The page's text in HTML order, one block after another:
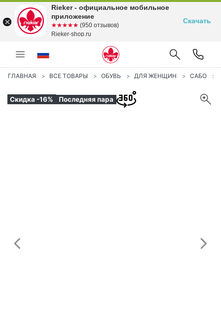
ГЛАВНАЯ ВСЕ ТОВАРЫ ОБУВЬ ДЛЯ ЖЕНЩИН САБО
Скидка -16% Последняя пара
Предыдущий
Rieker - официальное мобильное
приложение
☆☆☆☆☆
★★★★★ (950 отзывов)
Rieker-shop.ru
Скачать